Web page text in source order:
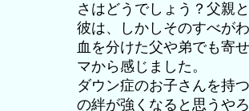
さはどうでしょう？父親
彼は、しかしそのすべが
血を分けた父や弟でも寄
マから感じました。
ダウン症のお子さんを持
の絆が強くなると思うや